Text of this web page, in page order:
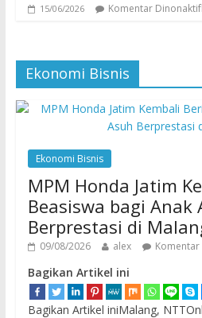
15/06/2026 Komentar
Ekonomi Bisnis
Ekonomi Bisnis
MPM Honda Jatim
Beasiswa bagi Anak
Berprestasi di
09/08/2026 alex
Bagikan Artikel ini
Bagikan Artikel iniMalang,